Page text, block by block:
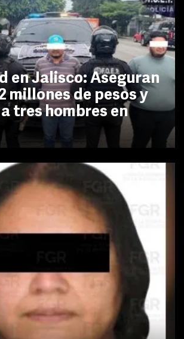
en Jalisco: Aseguran
millones de pesos y
tres hombres en